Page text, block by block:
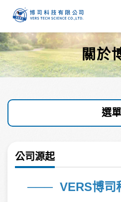
關於
選單
公司源起
─── VERS博司